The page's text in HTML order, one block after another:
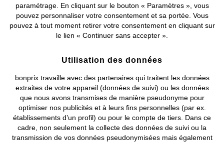
Réveillez votre intérieur avec notre collection de brise-bises
tendance ! Adaptés à tous les goûts et styles, les brise-bises de
bonprix existent dans plusieurs modèles et coloris et
donneront une atmosphère unique et chaleureuse à votre
Retrouvez bonprix sur
Prix indiqués TVA comprise avec en sus frais de port & de service
CGV Données personnelles Paramètres des cookies
Mentions légales Résilier le contrat
© 2026 bonprix.Tous droits réservés.
paramétrage. En cliquant sur le bouton « Paramètres », vous
pouvez personnaliser votre consentement et sa portée. Vous
pouvez à tout moment retirer votre consentement en cliquant sur
le lien « Continuer sans accepter ».
Utilisation des données
bonprix travaille avec des partenaires qui traitent les données
extraites de votre appareil (données de suivi) ou les données
que nous avons transmises de manière pseudonyme pour
optimiser nos publicités et à leurs fins personnelles (par ex.
établissements d’un profil) ou pour le compte de tiers. Dans ce
cadre, non seulement la collecte des données de suivi ou la
transmission de vos données pseudonymisées mais également